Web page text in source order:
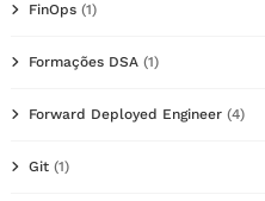
FinOps (1)
Formações DSA (1)
Forward Deployed Engineer (4)
Git (1)